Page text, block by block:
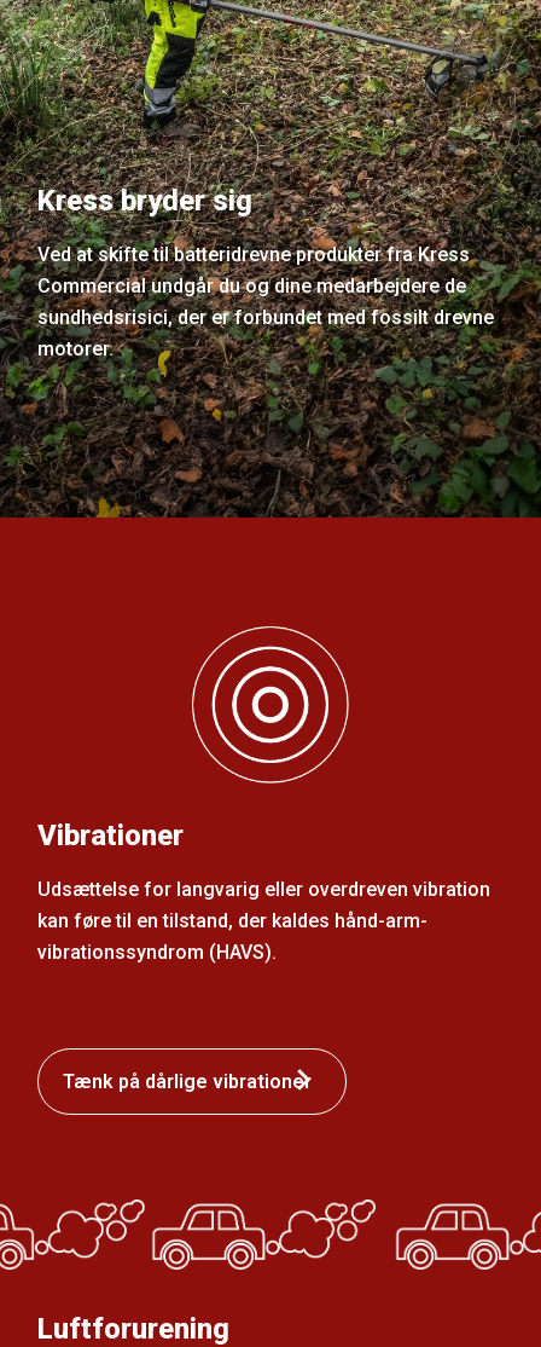
Kress bryder sig
Ved at skifte til batteridrevne produkter fra Kress
Commercial undgår du og dine medarbejdere de
sundhedsrisici, der er forbundet med fossilt drevne
motorer.
Vibrationer
Udsættelse for langvarig eller overdreven vibration
kan føre til en tilstand, der kaldes hånd-arm-
vibrationssyndrom (HAVS).
Tænk på dårlige vibrationer
Luftforurening